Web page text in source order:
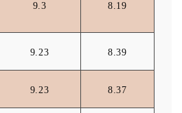
9.3 8.19
9.23 8.39
9.23 8.37